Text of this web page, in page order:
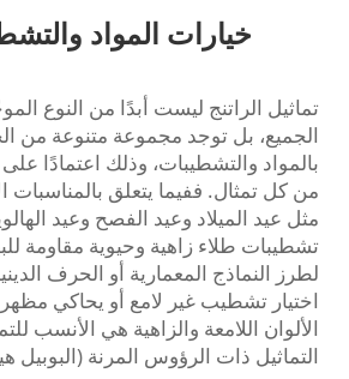
خيارات المواد
تماثيل الراتنج ليست أبدًا من النوع
الجميع، بل توجد مجموعة متنوعة من
بالمواد والتشطيبات، وذلك اعتمادًا
من كل تمثال. ففيما يتعلق بالمناسبات
مثل عيد الميلاد وعيد الفصح وعيد
تشطيبات طلاء زاهية وحيوية مقاومة
لطرز النماذج المعمارية أو الحرف
اختيار تشطيب غير لامع أو يحاكي مظهر
الألوان اللامعة والزاهية هي الأنسب
التماثيل ذات الرؤوس المرنة (البوبيل